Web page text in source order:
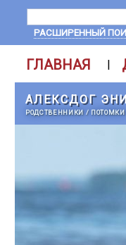
РАСШИРЕННЫЙ
ГЛАВНАЯ |
АЛЕКСДОГ
РОДСТВЕННИКИ / ПОТОМКИ